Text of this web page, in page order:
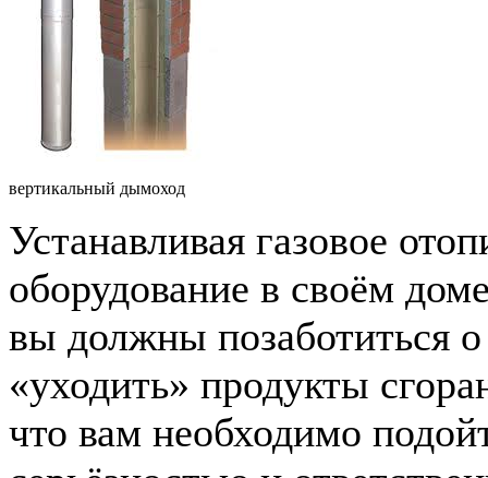
вертикальный дымоход
Устанавливая газовое
оборудование в своём
вы должны позаботиться
«уходить» продукты
что вам необходимо